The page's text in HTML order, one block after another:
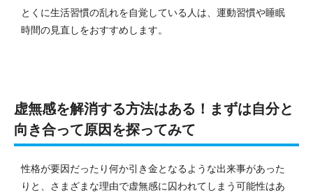
とくに生活習慣の乱れを自覚している人は、運動習慣や睡眠
時間の見直しをおすすめします。
虚無感を解消する方法はある！まずは自分と
向き合って原因を探ってみて
性格が要因だったり何か引き金となるような出来事があった
りと、さまざまな理由で虚無感に囚われてしまう可能性はあ